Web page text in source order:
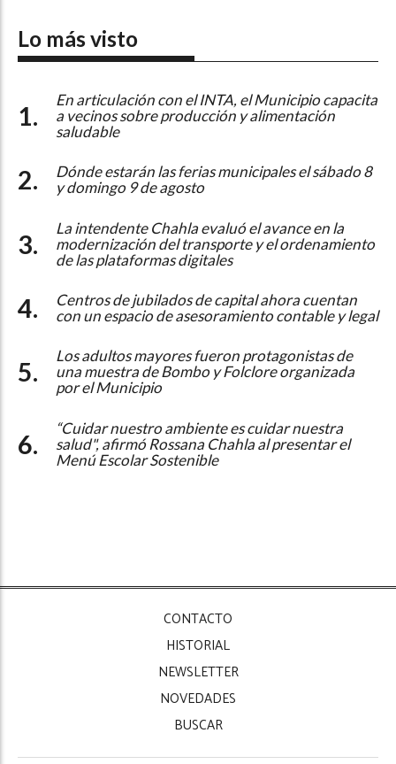
Lo más visto
En articulación con el INTA, el Municipio capacita
a vecinos sobre producción y alimentación
saludable
Dónde estarán las ferias municipales el sábado 8
y domingo 9 de agosto
La intendente Chahla evaluó el avance en la
modernización del transporte y el ordenamiento
de las plataformas digitales
Centros de jubilados de capital ahora cuentan
con un espacio de asesoramiento contable y legal
Los adultos mayores fueron protagonistas de
una muestra de Bombo y Folclore organizada
por el Municipio
“Cuidar nuestro ambiente es cuidar nuestra
salud", afirmó Rossana Chahla al presentar el
Menú Escolar Sostenible
CONTACTO
HISTORIAL
NEWSLETTER
NOVEDADES
BUSCAR